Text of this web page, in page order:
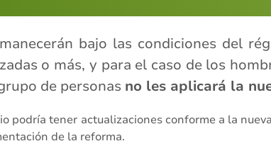
bajo las condiciones del
o más, y para el caso de los
de personas no les aplicará la
podría tener actualizaciones conforme a la
de la reforma.